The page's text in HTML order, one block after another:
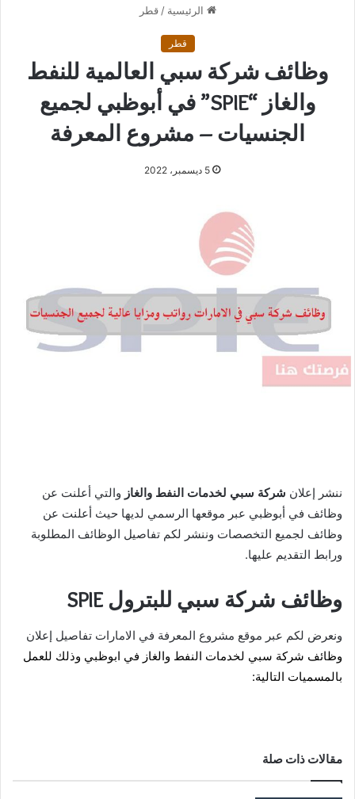
الرئيسية / قطر
قطر
وظائف شركة سبي العالمية للنفط
والغاز “SPIE” في أبوظبي لجميع
الجنسيات – مشروع المعرفة
5 ديسمبر، 2022
ننشر إعلان شركة سبي لخدمات النفط والغاز والتي أعلنت عن
وظائف في أبوظبي عبر موقعها الرسمي لديها حيث أعلنت عن
وظائف لجميع التخصصات وننشر لكم تفاصيل الوظائف المطلوبة
ورابط التقديم عليها.
وظائف شركة سبي للبترول SPIE
ونعرض لكم عبر موقع مشروع المعرفة في الامارات تفاصيل إعلان
وظائف شركة سبي لخدمات النفط والغاز في ابوظبي وذلك للعمل
بالمسميات التالية:
مقالات ذات صلة